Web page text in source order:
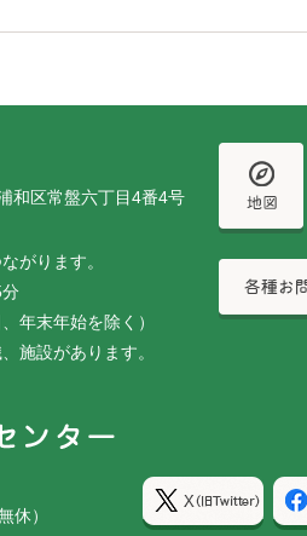
和区常盤六丁目4番4号
がります。
年末年始を除く）
施設があります。
休）